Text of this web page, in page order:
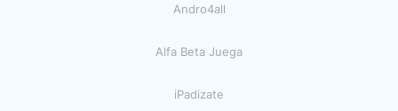
Andro4all
Alfa Beta Juega
iPadizate